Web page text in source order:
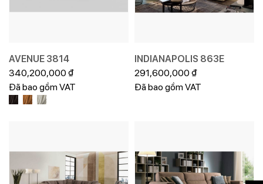
AVENUE 3814
340,200,000 ₫
Đã bao gồm VAT
INDIANAPOLIS 863E
291,600,000 ₫
Đã bao gồm VAT